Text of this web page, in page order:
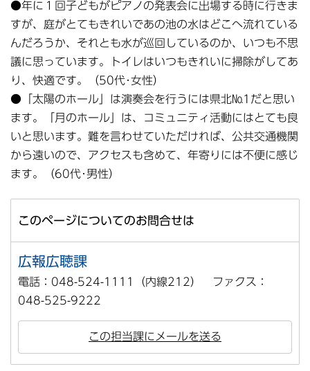
●年に１回子どもがピアノの発表会に出場する時に行きま
すが、庭がとてもきれいであの池の水はどこへ流れている
んだろうか、それとも水が巡回しているのか、いつも不思
議に思っています。トイレはいつもきれいに掃除がしてあ
り、快適です。（50代･女性）
●「太陽のホール」は演奏会を行うには県北№1だと思い
ます。「月のホール」は、コミュニティ活動にはとても良
いと思います。難を言わせていただければ、公共交通機関
から遠いので、アクセスも含めて、年寄りには不便に感じ
ます。（60代･男性）
このページについてのお問合せは
広報広聴課
電話：048-524-1111（内線212） ファクス：
048-525-9222
この担当課にメールを送る